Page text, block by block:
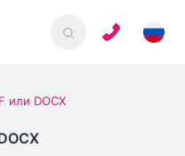
или DOCX